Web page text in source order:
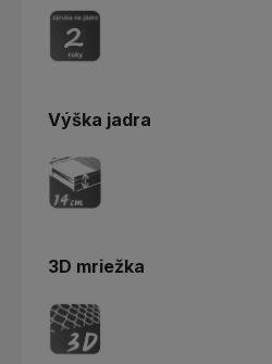
Výška jadra
3D mriežka